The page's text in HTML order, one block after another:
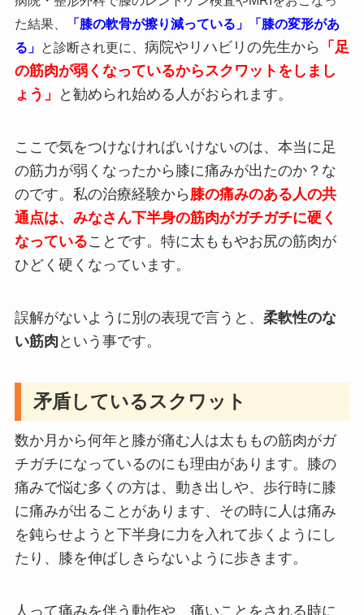
た結果、
「膝の軟骨が擦り減っている」「膝の変形があ
る」 と診断され更に、 病院やリハビリの先生から
「足
の筋肉が弱くなっているからスクワットをしまし
ょう」
と勧められ始める人がおられます。
ここで気をつけなければいけないのは、本当に足
の筋力が弱くなったから膝に痛みが出たのか？な
のです。私の治療経験から 膝の痛みのある人の共
通点は、みなさん下半身の筋肉がガチガチに硬く
なっていることです。特に太ももやお尻の筋肉が
ひどく硬くなっています。
誤解がないように別の表現で言うと、 柔軟性のな
い筋肉 という事です。
矛盾しているスクワット
数か月から何年と膝が痛む人は太ももの筋肉がガ
チガチになっているのにも理由があります。膝の
痛みで悩む多くの方は、動き出しや、歩行時に膝
に痛みが出ることがあります、その時に人は痛み
を鈍らせようと下半身に力を入れて歩くようにし
たり、膝を伸ばしきらないように歩きます。
人って痛みを伴う動作や、痛いことをされる時に